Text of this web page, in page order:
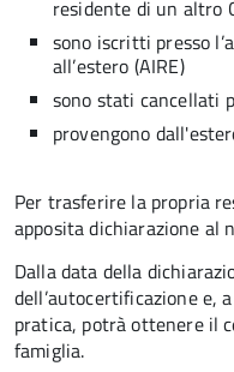
residente di un altro
sono iscritti presso
all’estero (AIRE)
sono stati cancellati
provengono
Per trasferire la propria
appositadichiarazione al
Dalla data della
dell’autocertificazione e,
pratica, potrà ottenere il
famiglia.